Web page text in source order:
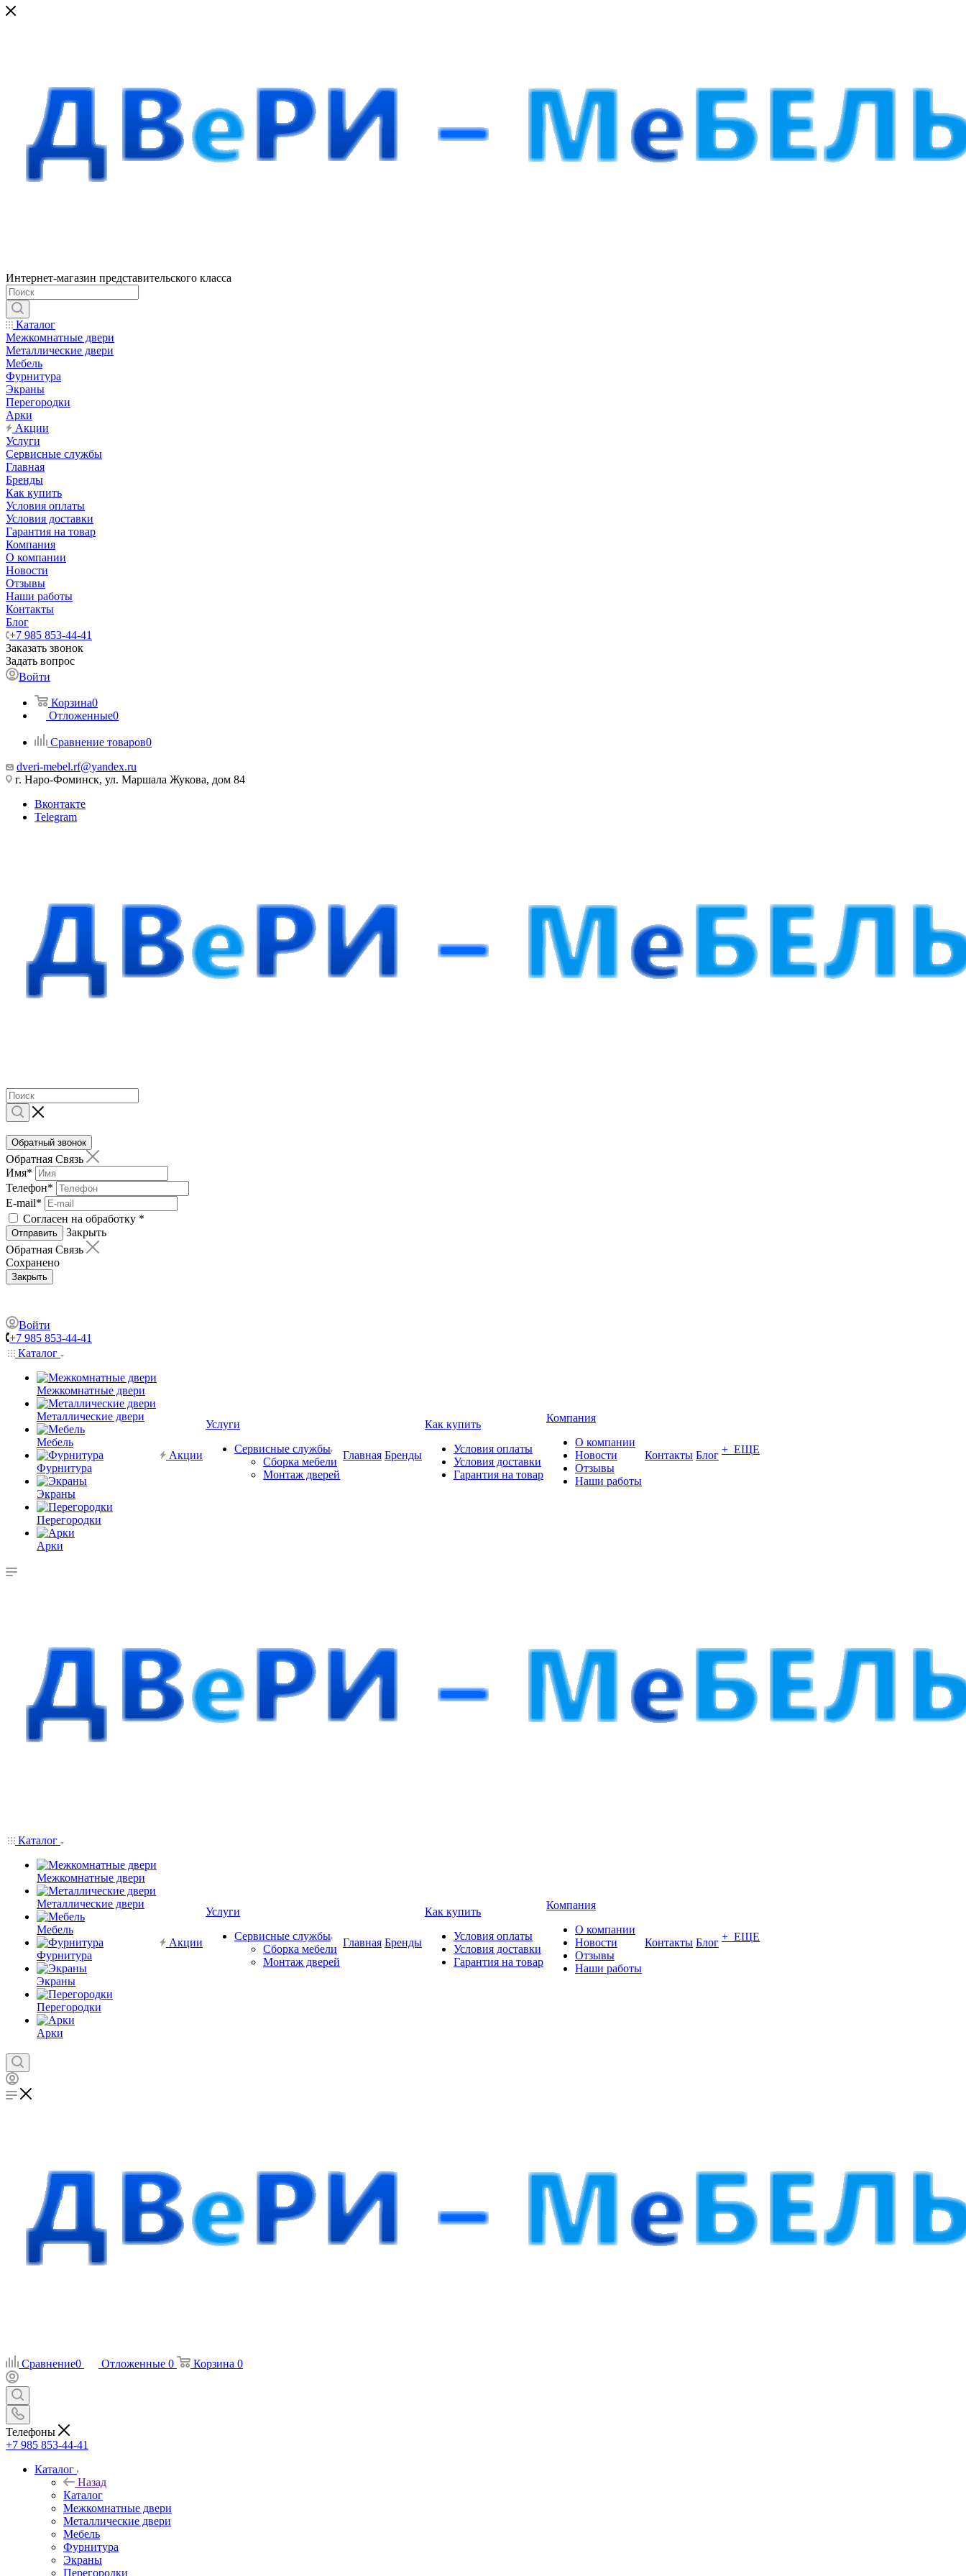
Интернет-магазин представительского класса
Каталог
Межкомнатные двери
Металлические двери
Мебель
Фурнитура
Экраны
Перегородки
Арки
Акции
Услуги
Сервисные службы
Главная
Бренды
Как купить
Условия оплаты
Условия доставки
Гарантия на товар
Компания
О компании
Новости
Отзывы
Наши работы
Контакты
Блог
+7 985 853-44-41
Заказать звонок
Задать вопрос
Войти
Корзина0
Отложенные0
Сравнение товаров0
dveri-mebel.rf@yandex.ru
г. Наро-Фоминск, ул. Маршала Жукова, дом 84
Вконтакте
Telegram
Обратный звонок
Обратная Связь
Имя*
Телефон*
E-mail*
Согласен на обработку *
Отправить
Закрыть
Обратная Связь
Сохранено
Закрыть
Войти
+7 985 853-44-41
Каталог
Межкомнатные двери
Металлические двери
Мебель
Фурнитура
Экраны
Перегородки
Арки
Акции
Услуги
Сервисные службы
Сборка мебели
Монтаж дверей
Главная Бренды
Как купить
Условия оплаты
Условия доставки
Гарантия на товар
Компания
О компании
Новости
Отзывы
Наши работы
Контакты Блог + ЕЩЕ
Каталог
Межкомнатные двери
Металлические двери
Мебель
Фурнитура
Экраны
Перегородки
Арки
Акции
Услуги
Сервисные службы
Сборка мебели
Монтаж дверей
Главная Бренды
Как купить
Условия оплаты
Условия доставки
Гарантия на товар
Компания
О компании
Новости
Отзывы
Наши работы
Контакты Блог + ЕЩЕ
Сравнение0 Отложенные 0 Корзина 0
Телефоны
+7 985 853-44-41
Каталог
Назад
Каталог
Межкомнатные двери
Металлические двери
Мебель
Фурнитура
Экраны
Перегородки